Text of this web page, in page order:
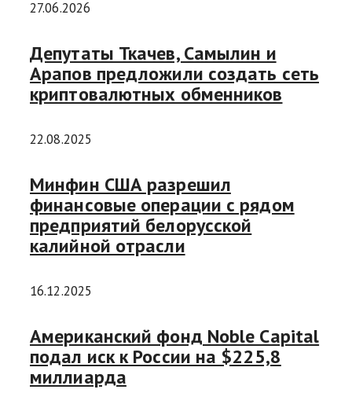
27.06.2026
Депутаты Ткачев, Самылин и
Арапов предложили создать сеть
криптовалютных обменников
22.08.2025
Минфин США разрешил
финансовые операции с рядом
предприятий белорусской
калийной отрасли
16.12.2025
Американский фонд Noble Capital
подал иск к России на $225,8
миллиарда